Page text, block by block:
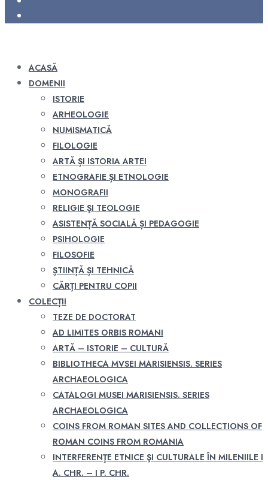
ACASĂ
DOMENII
ISTORIE
ARHEOLOGIE
NUMISMATICĂ
FILOLOGIE
ARTĂ ȘI ISTORIA ARTEI
ETNOGRAFIE ȘI ETNOLOGIE
MONOGRAFII
RELIGIE ŞI TEOLOGIE
ASISTENȚĂ SOCIALĂ ȘI PEDAGOGIE
PSIHOLOGIE
FILOSOFIE
ȘTIINȚĂ ȘI TEHNICĂ
CĂRȚI PENTRU COPII
COLECȚII
TEZE DE DOCTORAT
AD LIMITES ORBIS ROMANI
ARTĂ – ISTORIE – CULTURĂ
BIBLIOTHECA MVSEI MARISIENSIS. SERIES
ARCHAEOLOGICA
CATALOGI MUSEI MARISIENSIS. SERIES
ARCHAEOLOGICA
COINS FROM ROMAN SITES AND COLLECTIONS OF
ROMAN COINS FROM ROMANIA
INTERFERENŢE ETNICE ŞI CULTURALE ÎN MILENIILE I
A. CHR. – I P. CHR.